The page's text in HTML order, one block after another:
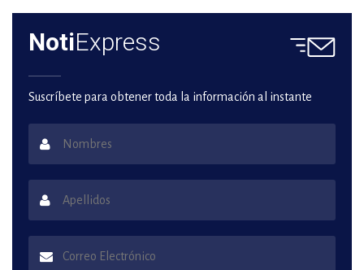
NotiExpress
Suscríbete para obtener toda la información al instante